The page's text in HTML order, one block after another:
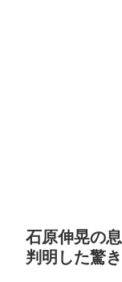
石原伸晃の
判明した驚